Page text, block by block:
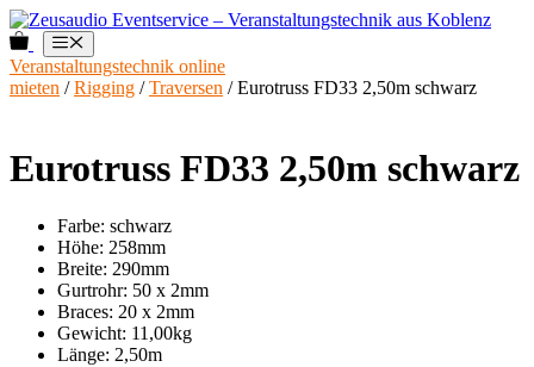
Zum
Inhalt
springen
Menü
Veranstaltungstechnik online
mieten /Rigging /Traversen / Eurotruss FD33 2,50m schwarz
Eurotruss FD33 2,50m schwarz
Farbe: schwarz
Höhe: 258mm
Breite: 290mm
Gurtrohr: 50 x 2mm
Braces: 20 x 2mm
Gewicht: 11,00kg
Länge: 2,50m